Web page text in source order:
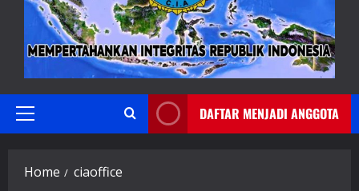
Primary
DAFTAR MENJADI ANGGOTA
Home ciaoffice